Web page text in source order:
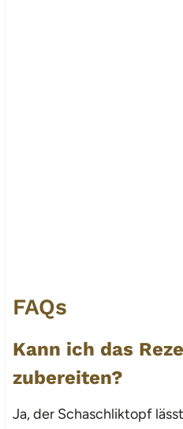
FAQs
Kann ich das
zubereiten?
Ja, der Schaschliktopf